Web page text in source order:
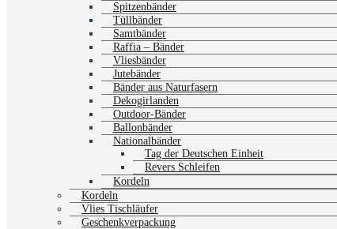
Spitzenbänder
Tüllbänder
Samtbänder
Raffia – Bänder
Vliesbänder
Jutebänder
Bänder aus Naturfasern
Dekogirlanden
Outdoor-Bänder
Ballonbänder
Nationalbänder
Tag der Deutschen Einheit
Revers Schleifen
Kordeln
Kordeln
Vlies Tischläufer
Geschenkverpackung